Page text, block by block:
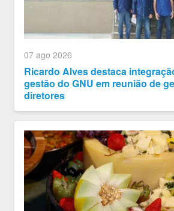
07 ago 2026
Ricardo Alves destaca
gestão do GNU em reunião de
diretores